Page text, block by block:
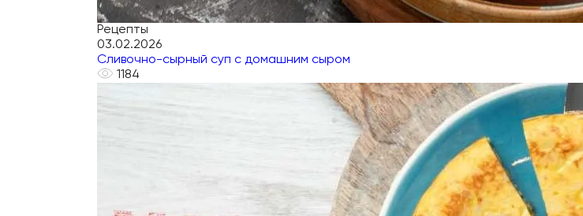
Рецепты
03.02.2026
Сливочно-сырный суп с домашним сыром
1184